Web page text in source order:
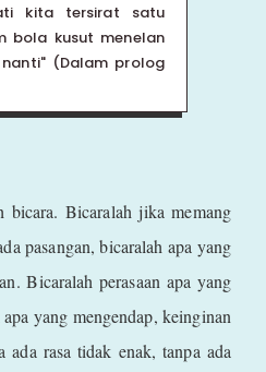
kita tersirat satu
bola kusut menelan
(Dalam prolog
bicara. Bicaralah jika memang
pasangan, bicaralah apa yang
Bicaralah perasaan apa yang
yang mengendap, keinginan
ada rasa tidak enak, tanpa ada